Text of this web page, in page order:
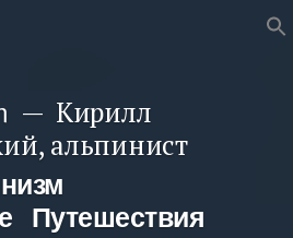
Кирилл
альпинист
Путешествия